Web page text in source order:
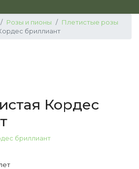
Розы и пионы
Плетистые розы
бриллиант
Кордес